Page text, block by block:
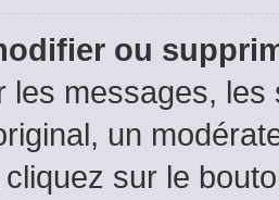
ou
les messages,
un
cliquez sur le